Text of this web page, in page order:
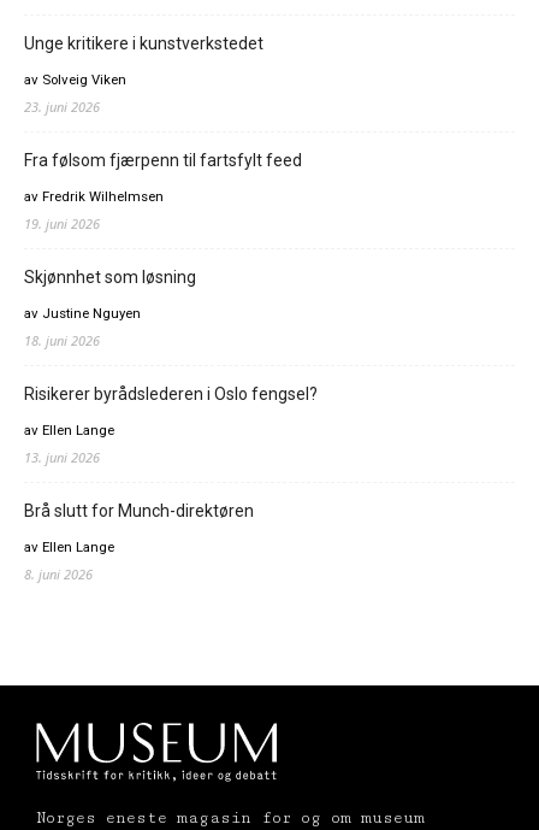
Unge kritikere i kunstverkstedet
av Solveig Viken
23. juni 2026
Fra følsom fjærpenn til fartsfylt feed
av Fredrik Wilhelmsen
19. juni 2026
Skjønnhet som løsning
av Justine Nguyen
18. juni 2026
Risikerer byrådslederen i Oslo fengsel?
av Ellen Lange
13. juni 2026
Brå slutt for Munch-direktøren
av Ellen Lange
8. juni 2026
Norges eneste magasin for og om museum